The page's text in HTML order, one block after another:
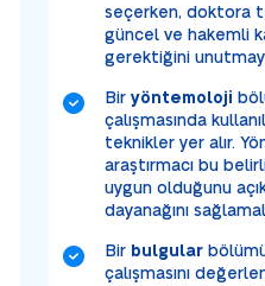
seçerken, doktora
güncel ve hakemli
gerektiğini
Bir yöntemoloji
çalışmasında
teknikler yer alır.
araştırmacı bu
uygun olduğunu
dayanağını
Bir bulgular
çalışmasını